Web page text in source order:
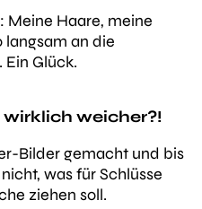
Meine Haare, meine
langsam an die
Glück.
wirklich weicher?!
Bilder gemacht und bis
was für Schlüsse
ziehen soll.